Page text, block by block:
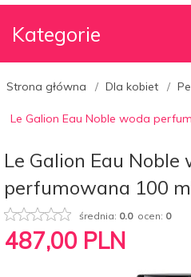
Kategorie
Strona główna Dla kobiet
Le Galion Eau Noble woda
Le Galion Eau Noble
perfumowana 100
średnia: 0.0ocen: 0
487,00 PLN